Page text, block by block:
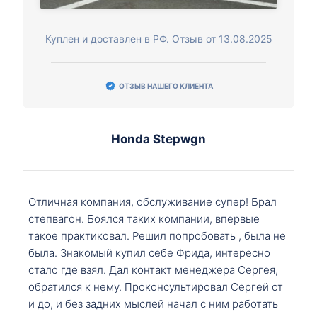
Куплен и доставлен в РФ. Отзыв от 13.08.2025
ОТЗЫВ НАШЕГО КЛИЕНТА
Honda Stepwgn
Отличная компания, обслуживание супер! Брал
степвагон. Боялся таких компании, впервые
такое практиковал. Решил попробовать , была не
была. Знакомый купил себе Фрида, интересно
стало где взял. Дал контакт менеджера Сергея,
обратился к нему. Проконсультировал Сергей от
и до, и без задних мыслей начал с ним работать